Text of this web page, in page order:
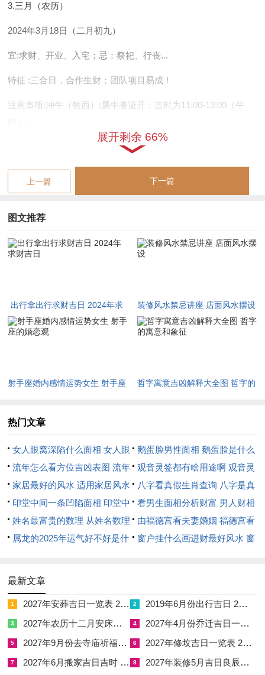
3.三月（农历）
2024年3月18日（二月初九）
宜:求财、开业、入宅； 忌 ：祭祀、行丧...
特征 :三合日，合作生财；团队项目易成！
注意事项:冲牛（煞西）;属牛者避开；吉时为11:00-13:00（午
4月14日（三月初六）
7月27日（六月廿二）:宜投资、签约，忌动土（冲鸡）.
10月25日（九月廿三）
表:2024年各月吉日分布参考
| 二月| 4天| 2月5日
1.出行前准备
物品:随身携带貔貅饰物（招财辟邪）、红绳手链（保平安）...
服饰:避免全黑或全红 -以蓝、白等素雅色为佳，标记“清净纳
财”。
避开医院、墓地等阴气重地；返程尽量原路返回,寓意“财路通
忌食生冷辛辣，尤其避免吃梨（谐音“离”）与葱（谐音“冲”）。
3.归家仪式
展开剩余 66%
上一篇 下一篇
图文推荐
出行拿出行求财吉日 2024年求
财吉日
装修风水禁忌讲座 店面风水摆设
射手座婚内感情运势女生 射手座
哲字寓意吉凶解释大全图 哲字的
热门文章
女人眼窝深陷什么面相 女人眼
窝深陷是短命相吗
鹅蛋脸男性面相 鹅蛋脸是什么
脸型男性
流年怎么看方位吉凶表图 流年
位置怎么看
观音灵签都有啥用途啊 观音灵
签全部签签词
家居最好的风水 适用家居风水
八字看真假生肖查询 八字是真
还是假
印堂中间一条凹陷面相 印堂中
间有条线沟好不好
看男生面相分析财富 男人财相
从哪里看
姓名最富贵的数理 从姓名数理
看富豪
由福德宫看夫妻婚姻 福德宫看
配偶生肖
属龙的2025年运气好不好是什
2025年属龙人的全年运势
窗户挂什么画进财最好风水 窗
最新文章
1 2027年安葬吉日一览表 2027年12月安葬吉日一览表 2 2019年6月份出行吉日 2027年6月出行吉日一览表
3 2027年农历十二月安床吉日 2027年正月安床吉日吉时查询 4 2027年4月份乔迁吉日一览表 2027年4月乔迁吉日吉时查询
5 2027年9月份去寺庙祈福的日子 2027年5月去寺庙吉日一览表 6 2027年修坟吉日一览表 2027年农历2月修坟吉日一览表
7 2027年6月搬家吉日吉时 2027年农历6月搬家吉日一览表 8 2027年装修5月吉日良辰查询表 2027年农历5月装修吉日一览表